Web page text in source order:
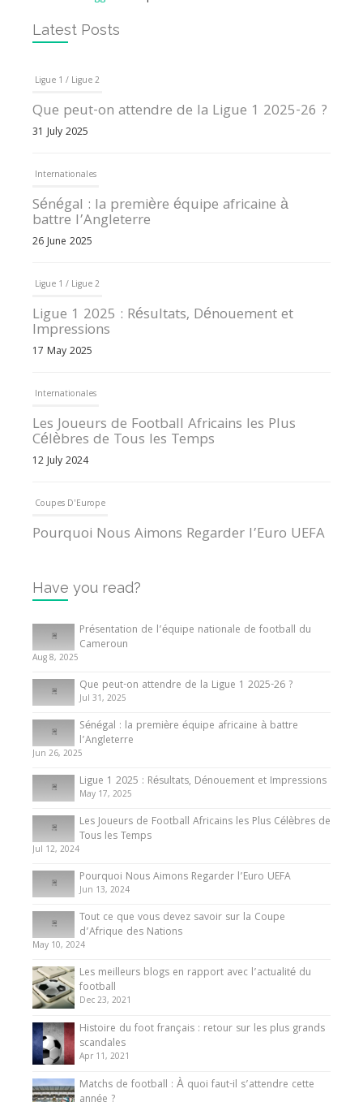
Latest Posts
Ligue 1 / Ligue 2
Que peut-on attendre de la Ligue 1 2025-26 ?
31 July 2025
Internationales
Sénégal : la première équipe africaine à
battre l’Angleterre
26 June 2025
Ligue 1 / Ligue 2
Ligue 1 2025 : Résultats, Dénouement et
Impressions
17 May 2025
Internationales
Les Joueurs de Football Africains les Plus
Célèbres de Tous les Temps
12 July 2024
Coupes D'Europe
Pourquoi Nous Aimons Regarder l’Euro UEFA
Internationales
Tout ce que vous devez savoir sur la Coupe
d’Afrique des Nations
10 May 2024
Internationales
Présentation de l’équipe nationale de football
du Cameroun
8 August 2025
Have you read?
Présentation de l’équipe nationale de football du
Cameroun
Aug 8, 2025
Que peut-on attendre de la Ligue 1 2025-26 ?
Jul 31, 2025
Sénégal : la première équipe africaine à battre
l’Angleterre
Jun 26, 2025
Ligue 1 2025 : Résultats, Dénouement et Impressions
May 17, 2025
Les Joueurs de Football Africains les Plus Célèbres de
Tous les Temps
Jul 12, 2024
Pourquoi Nous Aimons Regarder l’Euro UEFA
Jun 13, 2024
Tout ce que vous devez savoir sur la Coupe
d’Afrique des Nations
May 10, 2024
Les meilleurs blogs en rapport avec l’actualité du
football
Dec 23, 2021
Histoire du foot français : retour sur les plus grands
scandales
Apr 11, 2021
Matchs de football : À quoi faut-il s’attendre cette